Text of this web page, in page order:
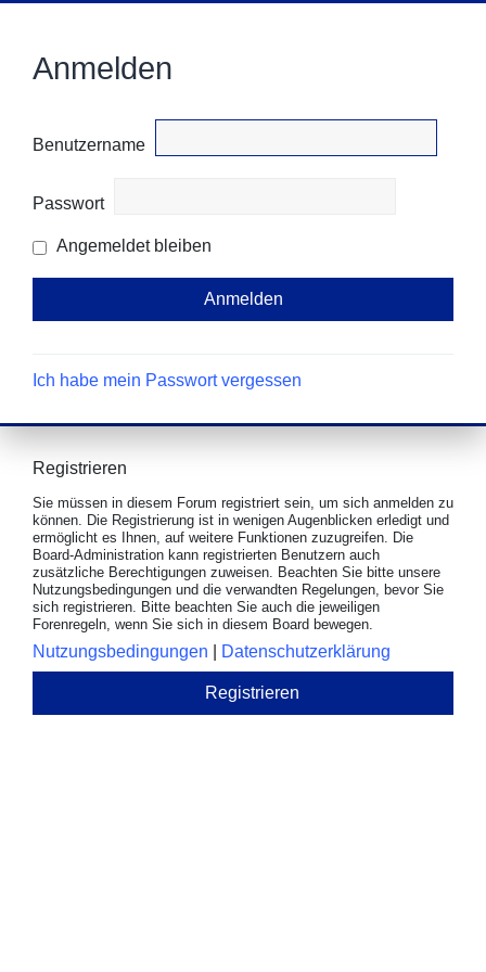
Anmelden
Benutzername
Passwort
Angemeldet bleiben
Ich habe mein Passwort vergessen
Registrieren
Sie müssen in diesem Forum registriert sein, um sich anmelden zu
können. Die Registrierung ist in wenigen Augenblicken erledigt und
ermöglicht es Ihnen, auf weitere Funktionen zuzugreifen. Die
Board-Administration kann registrierten Benutzern auch
zusätzliche Berechtigungen zuweisen. Beachten Sie bitte unsere
Nutzungsbedingungen und die verwandten Regelungen, bevor Sie
sich registrieren. Bitte beachten Sie auch die jeweiligen
Forenregeln, wenn Sie sich in diesem Board bewegen.
Nutzungsbedingungen Datenschutzerklärung
Registrieren